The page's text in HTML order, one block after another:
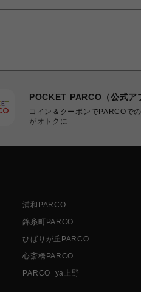
POCKET PARCO（公式ア
コイン＆クーポンでPARCOで
がオトクに
浦和PARCO
錦糸町PARCO
ひばりが丘PARCO
心斎橋PARCO
PARCO_ya上野